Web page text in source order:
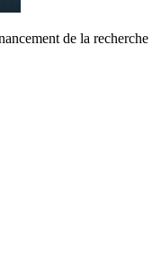
de la recherche